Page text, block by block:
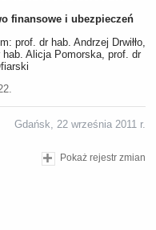
finansowe i ubezpieczeń
prof. dr hab. Andrzej Drwiłło,
Alicja Pomorska, prof. dr
Gdańsk, 22 września 2011 r.
Pokaż rejestr zmian